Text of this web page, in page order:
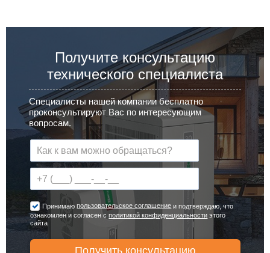
Получите консультацию
технического специалиста
Специалисты нашей компании бесплатно
проконсультируют Вас по интересующим
вопросам.
Принимаюпользовательское соглашение и подтверждаю, что
ознакомлен и согласен сполитикой конфиденциальности этого
сайта